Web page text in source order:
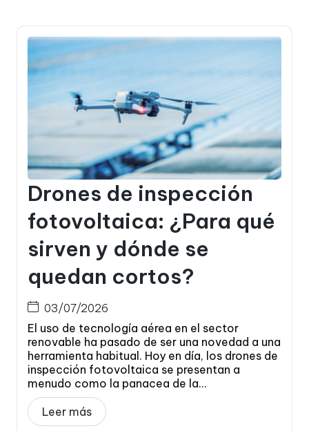
Drones de inspección
fotovoltaica: ¿Para qué
sirven y dónde se
quedan cortos?
03/07/2026
El uso de tecnología aérea en el sector
renovable ha pasado de ser una novedad a una
herramienta habitual. Hoy en día, los drones de
inspección fotovoltaica se presentan a
menudo como la panacea de la...
Leer más